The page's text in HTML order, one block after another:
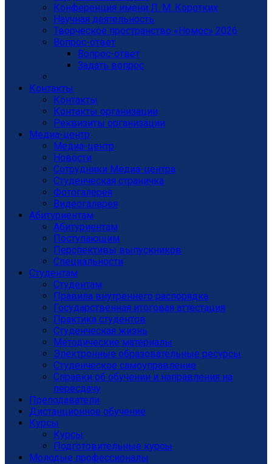
Конференция имени Л. М. Коротких
Научная деятельность
Творческое пространство «Номос» 2026
Вопрос-ответ
Вопрос-ответ
Задать вопрос
Контакты
Контакты
Контакты организации
Реквизиты организации
Медиа-центр
Медиа-центр
Новости
Сотрудники Медиа-центра
Студенческая страничка
Фотогалерея
Видеогалерея
Абитуриентам
Абитуриентам
Поступающим
Перспективы выпускников
Специальности
Студентам
Студентам
Правила внутреннего распорядка
Государственная итоговая аттестация
Практика студентов
Студенческая жизнь
Методические материалы
Электронные образовательные ресурсы
Студенческое самоуправление
Справки об обучении и направления на
пересдачу
Преподаватели
Дистанционное обучение
Курсы
Курсы
Подготовительные курсы
Молодые профессионалы